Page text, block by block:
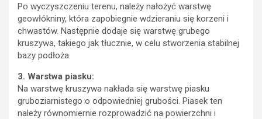
Po wyczyszczeniu terenu, należy nałożyć warstwę
geowłókniny, która zapobiegnie wdzieraniu się korzeni i
chwastów. Następnie dodaje się warstwę grubego
kruszywa, takiego jak tłucznie, w celu stworzenia stabilnej
bazy podłoża.
3. Warstwa piasku:
Na warstwę kruszywa nakłada się warstwę piasku
gruboziarnistego o odpowiedniej grubości. Piasek ten
należy równomiernie rozprowadzić na powierzchni i